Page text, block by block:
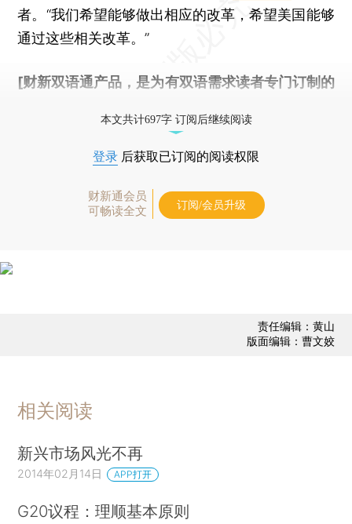
者。“我们希望能够做出相应的改革，希望美国能够
通过这些相关改革。”
[财新双语通产品，是为有双语需求读者专门订制的
本文共计697字 订阅后继续阅读
登录 后获取已订阅的阅读权限
财新通会员
可畅读全文
订阅/会员升级
责任编辑：黄山
版面编辑：曹文姣
相关阅读
新兴市场风光不再
2014年02月14日 APP打开
G20议程：理顺基本原则